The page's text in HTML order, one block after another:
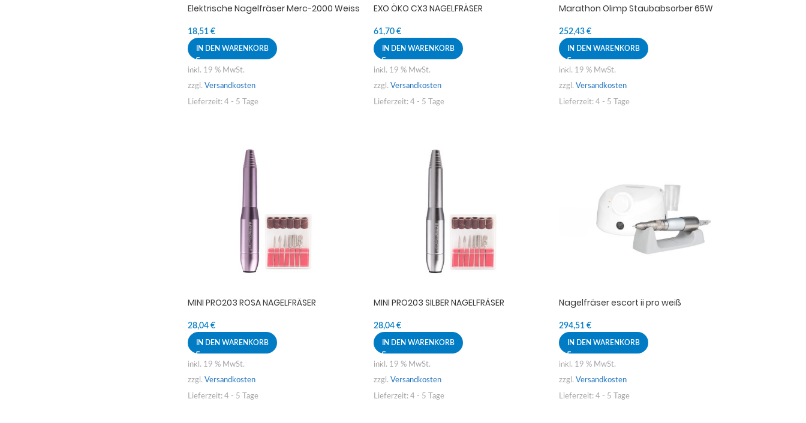
Elektrische Nagelfräser Merc-2000 Weiss
18,51 €
IN DEN WARENKORB
inkl. 19 % MwSt.
zzgl. Versandkosten
Lieferzeit: 4 - 5 Tage
EXO ÖKO CX3 NAGELFRÄSER
61,70 €
IN DEN WARENKORB
inkl. 19 % MwSt.
zzgl. Versandkosten
Lieferzeit: 4 - 5 Tage
Marathon Olimp Staubabsorber 65W
252,43€
IN DEN WARENKORB
inkl. 19 % MwSt.
zzgl. Versandkosten
Lieferzeit:4 - 5 Tage
MINI PRO203 ROSA NAGELFRÄSER
28,04 €
IN DEN WARENKORB
inkl. 19 % MwSt.
zzgl. Versandkosten
Lieferzeit: 4 - 5 Tage
MINI PRO203 SILBER NAGELFRÄSER
28,04 €
IN DEN WARENKORB
inkl. 19 % MwSt.
zzgl. Versandkosten
Lieferzeit: 4 - 5 Tage
Nagelfräser escort ii pro weiß
294,51€
IN DEN WARENKORB
inkl. 19 % MwSt.
zzgl. Versandkosten
Lieferzeit:4 - 5 Tage